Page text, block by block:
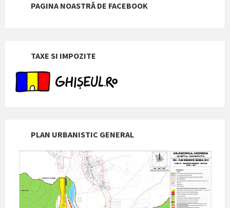
PAGINA NOASTRĂ DE FACEBOOK
TAXE SI IMPOZITE
PLAN URBANISTIC GENERAL